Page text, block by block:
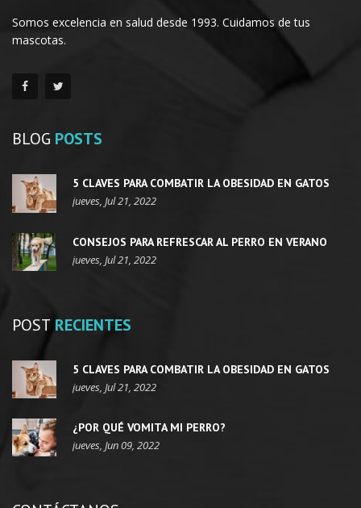
Somos excelencia en salud desde 1993. Cuidamos de tus
mascotas.
BLOG POSTS
5 CLAVES PARA COMBATIR LA OBESIDAD EN GATOS
jueves, Jul 21, 2022
CONSEJOS PARA REFRESCAR AL PERRO EN VERANO
jueves, Jul 21, 2022
POST RECIENTES
5 CLAVES PARA COMBATIR LA OBESIDAD EN GATOS
jueves, Jul 21, 2022
¿POR QUÉ VOMITA MI PERRO?
jueves, Jun 09, 2022